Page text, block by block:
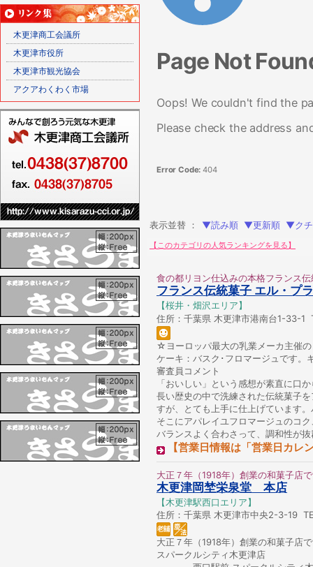
木更津商工会議所
木更津市役所
木更津市観光協会
アクアわくわく市場
Page Not
Oops! We couldn't find the
Please check the address
Error Code: 404
表示並替 ： ▼読み順 ▼更新順 ▼ク
【このカテゴリの人気ランキングを見る】
食の都リヨン仕込みの本格フランス
フランス伝統菓子 エル・プ
【桜井・畑沢エリア】
住所：千葉県 木更津市港南台1-33-
☆ヨーロッパ最大の乳業メーカ主催
ケーキ：バスク･フロマージュです。
審査員コメント
「おいしい」という感想が素直に口
長い歴史の中で洗練された伝統菓子
すが、とても上手に仕上げています
そこにアパレイユフロマージュのコ
バランスよく合わさって、調和性が抜
【営業日情報は「営業日カレ
大正７年（1918年）創業の和菓子店
木更津岡埜栄泉堂 本店
【木更津駅西口エリア】
住所：千葉県 木更津市中央2-3-19
大正７年（1918年）創業の和菓子店
スパークルシティ木更津店